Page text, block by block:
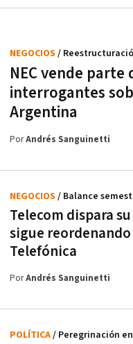
NEC vende parte
interrogantes
Argentina
NEGOCIOS /
PorAndrés Sanguinetti
Telecom dispara
sigue
Telefónica
NEGOCIOS / Balance
PorAndrés Sanguinetti
POLÍTICA/ Peregrinación